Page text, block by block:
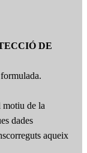
DE
de la
dades
aqueix